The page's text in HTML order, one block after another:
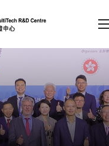
）
登入
EN 繁 简